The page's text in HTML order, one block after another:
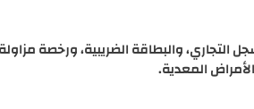
والبطاقة الضريبية، ورخصة مزاولة
المعدية.